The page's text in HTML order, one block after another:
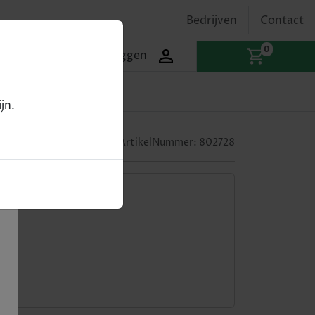
Bedrijven Contact
Inloggen 0
ArtikelNummer: 802728